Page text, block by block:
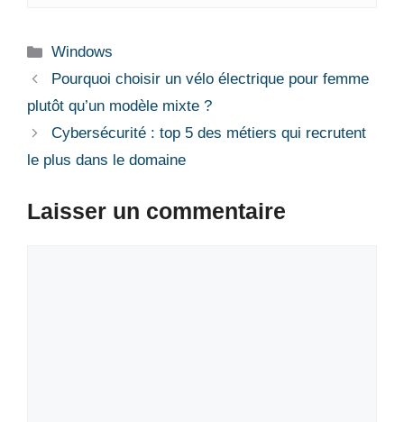
Catégories
Windows
Pourquoi choisir un vélo électrique pour femme
plutôt qu’un modèle mixte ?
Cybersécurité : top 5 des métiers qui recrutent
le plus dans le domaine
Laisser un commentaire